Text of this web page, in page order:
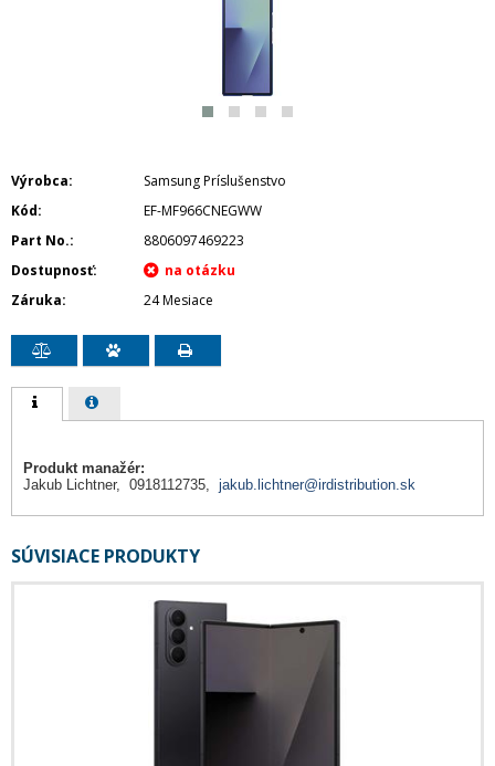
Výrobca
Samsung Príslušenstvo
Kód
EF-MF966CNEGWW
Part No.
8806097469223
Dostupnosť
Záruka
24 Mesiace
Produkt manažér:
Jakub Lichtner, 0918112735, jakub.lichtner@irdistribution.sk
SÚVISIACE PRODUKTY